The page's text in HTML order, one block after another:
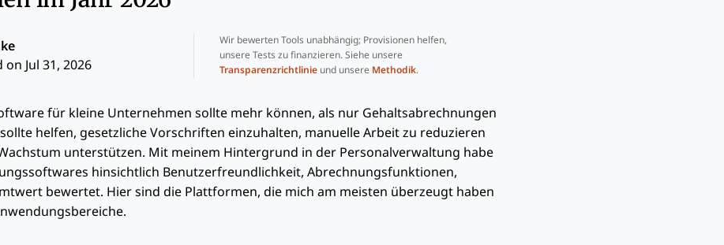
Jul 31, 2026
Wir bewerten Tools unabhängig; Provisionen helfen,
unsere Tests zu finanzieren. Siehe unsere
Transparenzrichtlinieund unsere Methodik.
für kleine Unternehmen sollte mehr können, als nur Gehaltsabrechnungen
helfen, gesetzliche Vorschriften einzuhalten, manuelle Arbeit zu reduzieren
unterstützen. Mit meinem Hintergrund in der Personalverwaltung habe
hinsichtlich Benutzerfreundlichkeit, Abrechnungsfunktionen,
bewertet. Hier sind die Plattformen, die mich am meisten überzeugt haben